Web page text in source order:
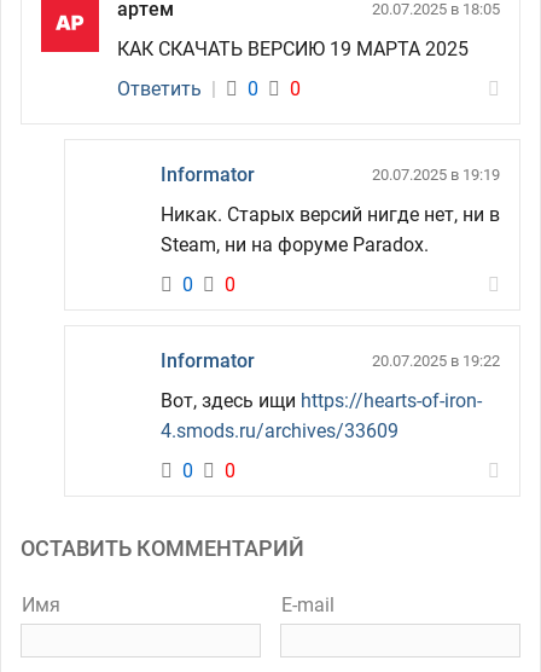
артем 20.07.2025 в 18:05
КАК СКАЧАТЬ ВЕРСИЮ 19 МАРТА 2025
Ответить
0 0
Informator 20.07.2025 в 19:19
Никак. Старых версий нигде нет, ни в
Steam, ни на форуме Paradox.
0
0
Informator 20.07.2025 в 19:22
Вот, здесь ищи https://hearts-of-iron-
4.smods.ru/archives/33609
0
0
ОСТАВИТЬ КОММЕНТАРИЙ
Имя E-mail